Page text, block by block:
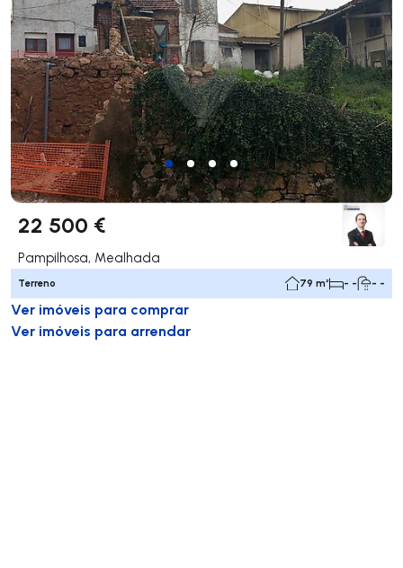
22 500 €
Pampilhosa, Mealhada
Terreno 79 m² - - - -
Ver imóveis para comprar
Ver imóveis para arrendar